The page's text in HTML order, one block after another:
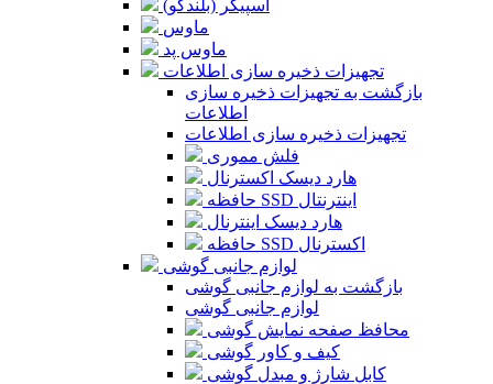
اسپیکر (بلندگو)
ماوس
ماوس پد
تجهیزات ذخیره سازی اطلاعات
بازگشت به تجهیزات ذخیره سازی
اطلاعات
تجهیزات ذخیره سازی اطلاعات
فلش مموری
هارد دیسک اکسترنال
حافظه SSD اینترنتال
هارد دیسک اینترنال
حافظه SSD اکسترنال
لوازم جانبی گوشی
بازگشت به لوازم جانبی گوشی
لوازم جانبی گوشی
محافظ صفحه نمایش گوشی
کیف و کاور گوشی
کابل شارژ و مبدل گوشی